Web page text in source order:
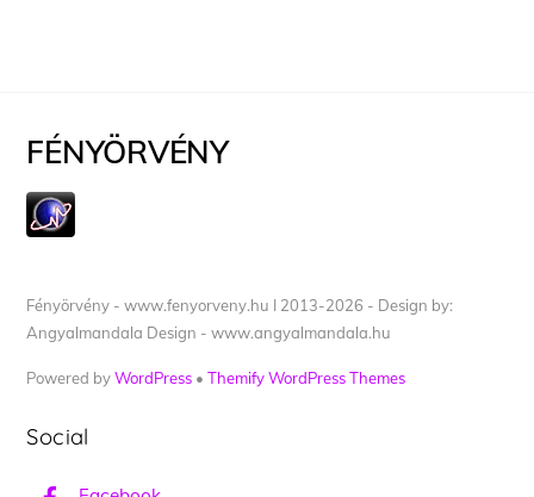
FÉNYÖRVÉNY
Fényörvény - www.fenyorveny.hu I 2013-2026 - Design by:
Angyalmandala Design - www.angyalmandala.hu
Powered byWordPress •Themify WordPress Themes
Social